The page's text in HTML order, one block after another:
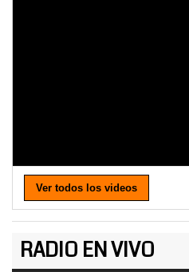
Ver todos los videos
RADIO EN VIVO